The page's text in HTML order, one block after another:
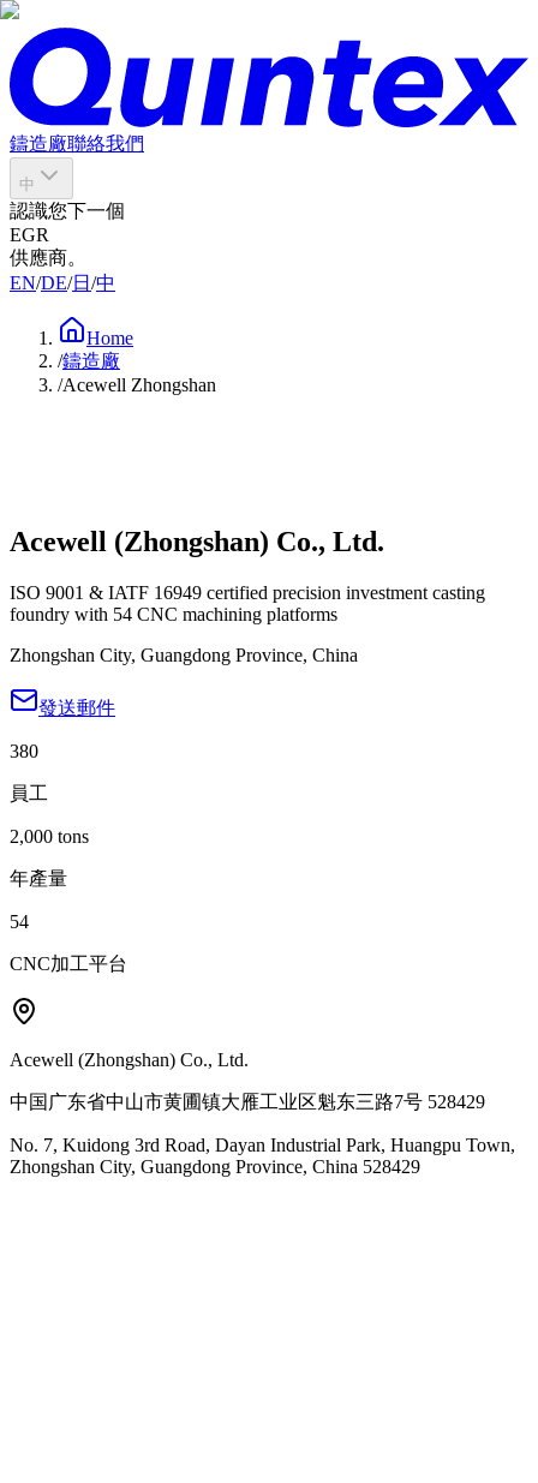
鑄造廠聯絡我們
中
認識您下一個
EGR
供應商。
EN/DE/日 /中
Home
/鑄造廠
/Acewell Zhongshan
Acewell (Zhongshan) Co., Ltd.
ISO 9001 & IATF 16949 certified precision investment casting
foundry with 54 CNC machining platforms
Zhongshan City, Guangdong Province, China
發送郵件
380
員工
2,000 tons
年產量
54
CNC加工平台
Acewell (Zhongshan) Co., Ltd.
中国广东省中山市黄圃镇大雁工业区魁东三路7号 528429
No. 7, Kuidong 3rd Road, Dayan Industrial Park, Huangpu Town,
Zhongshan City, Guangdong Province, China 528429